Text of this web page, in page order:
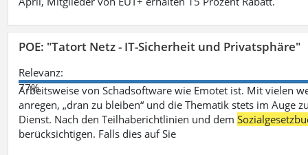
POE: "Tatort Netz - IT-Sicherheit und Privatsphäre"
Relevanz:
77%
Arbeitsweise von Schadsoftware wie Emotet ist. Mit vielen
anregen, „dran zu bleiben“ und die Thematik stets im
Dienst. Nach den Teilhaberichtlinien und dem
berücksichtigen. Falls dies auf Sie